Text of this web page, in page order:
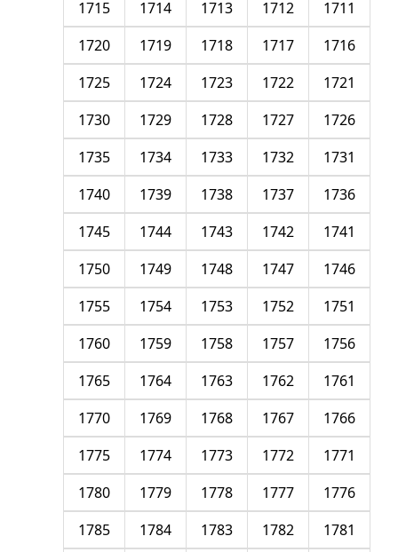
1711
1712
1713
1714
1715
1716
1717
1718
1719
1720
1721
1722
1723
1724
1725
1726
1727
1728
1729
1730
1731
1732
1733
1734
1735
1736
1737
1738
1739
1740
1741
1742
1743
1744
1745
1746
1747
1748
1749
1750
1751
1752
1753
1754
1755
1756
1757
1758
1759
1760
1761
1762
1763
1764
1765
1766
1767
1768
1769
1770
1771
1772
1773
1774
1775
1776
1777
1778
1779
1780
1781
1782
1783
1784
1785